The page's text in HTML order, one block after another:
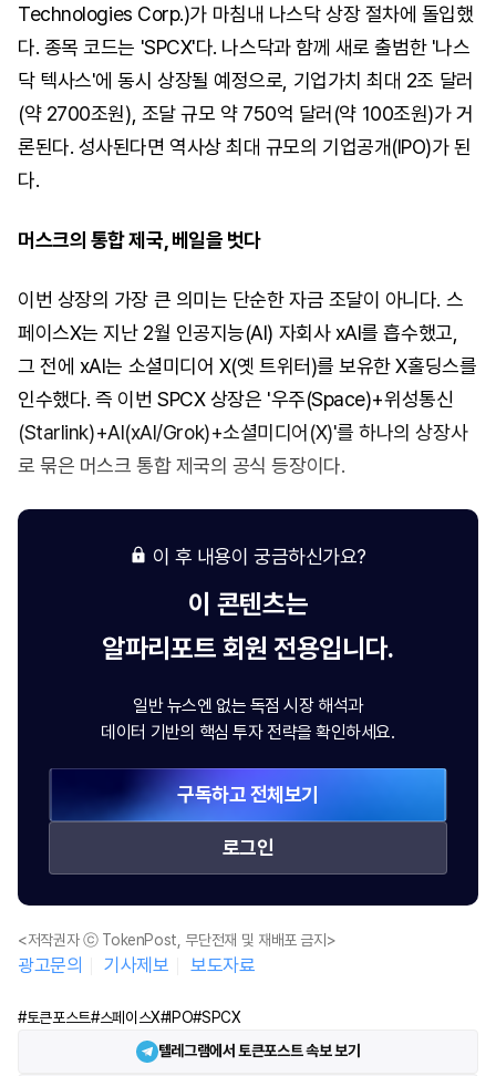
Technologies Corp.)가 마침내 나스닥 상장 절차에 돌입했
다. 종목 코드는 'SPCX'다. 나스닥과 함께 새로 출범한 '나스
닥 텍사스'에 동시 상장될 예정으로, 기업가치 최대 2조 달러
(약 2700조원), 조달 규모 약 750억 달러(약 100조원)가 거
론된다. 성사된다면 역사상 최대 규모의 기업공개(IPO)가 된
다.
머스크의 통합 제국, 베일을 벗다
이번 상장의 가장 큰 의미는 단순한 자금 조달이 아니다. 스
페이스X는 지난 2월 인공지능(AI) 자회사 xAI를 흡수했고,
그 전에 xAI는 소셜미디어 X(옛 트위터)를 보유한 X홀딩스를
인수했다. 즉 이번 SPCX 상장은 '우주(Space)+위성통신
(Starlink)+AI(xAI/Grok)+소셜미디어(X)'를 하나의 상장사
로 묶은 머스크 통합 제국의 공식 등장이다.
이 후 내용이 궁금하신가요?
이 콘텐츠는
알파리포트 회원 전용입니다.
일반 뉴스엔 없는 독점 시장 해석과
데이터 기반의 핵심 투자 전략을 확인하세요.
구독하고 전체보기
로그인
<저작권자 ⓒ TokenPost, 무단전재 및 재배포 금지>
광고문의 기사제보 보도자료
#토큰포스트#스페이스X#IPO#SPCX
텔레그램에서 토큰포스트 속보 보기